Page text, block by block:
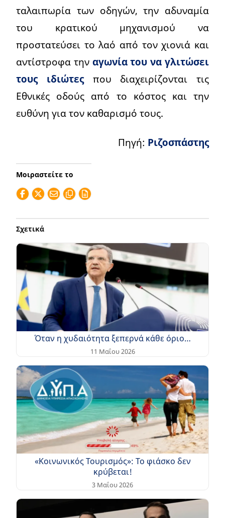
ταλαιπωρία των οδηγών, την αδυναμία
του κρατικού μηχανισμού να
προστατεύσει το λαό από τον χιονιά και
αντίστροφα την αγωνία του να γλιτώσει
τους ιδιώτες που διαχειρίζονται τις
Εθνικές οδούς από το κόστος και την
ευθύνη για τον καθαρισμό τους.
Πηγή: Ριζοσπάστης
Μοιραστείτε το
Σχετικά
Όταν η χυδαιότητα ξεπερνά κάθε όριο…
11 Μαΐου 2026
«Κοινωνικός Τουρισμός»: Το φιάσκο δεν
κρύβεται!
3 Μαΐου 2026